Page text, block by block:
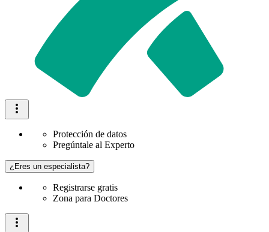
Protección de datos
Pregúntale al Experto
¿Eres un especialista?
Registrarse gratis
Zona para Doctores